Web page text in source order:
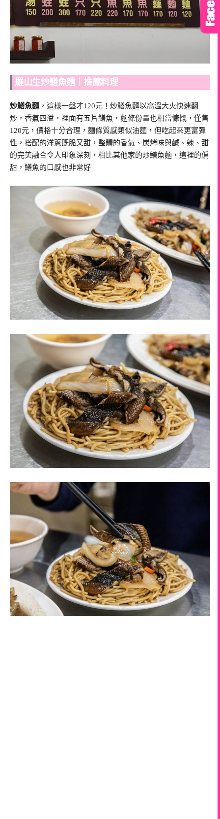
羅山生炒鱔魚麵｜推薦料理
炒鱔魚麵 ，這樣一盤才120元！炒鱔魚麵以高溫大火快速翻
炒，香氣四溢，裡面有五片鱔魚，麵條份量也相當慷慨，僅售
120元，價格十分合理，麵條質感類似油麵，但吃起來更富彈
性，搭配的洋蔥既脆又甜，整體的香氣、炭烤味與鹹、辣、甜
的完美融合令人印象深刻，相比其他家的炒鱔魚麵，這裡的偏
甜，鱔魚的口感也非常好